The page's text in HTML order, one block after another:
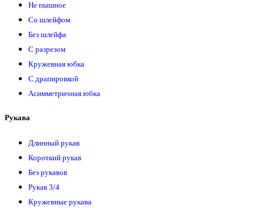
Не пышное
Со шлейфом
Без шлейфа
С разрезом
Кружевная юбка
С драпировкой
Асимметричная юбка
Рукава
Длинный рукав
Короткий рукав
Без рукавов
Рукав 3/4
Кружевные рукава